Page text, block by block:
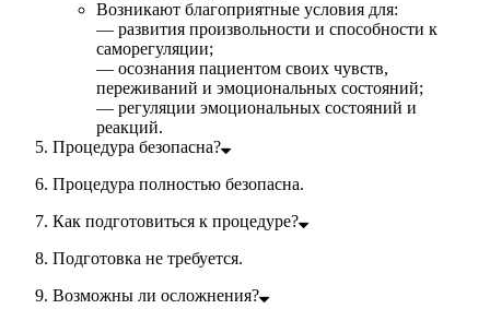
Возникают благоприятные условия для:
— развития произвольности и способности к
саморегуляции;
— осознания пациентом своих чувств,
переживаний и эмоциональных состояний;
— регуляции эмоциональных состояний и
реакций.
Процедура безопасна?
Процедура полностью безопасна.
Как подготовиться к процедуре?
Подготовка не требуется.
Возможны ли осложнения?